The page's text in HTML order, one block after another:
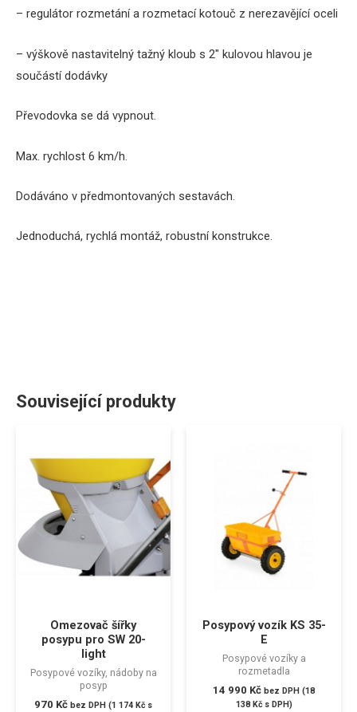
– regulátor rozmetání a rozmetací kotouč z nerezavějící oceli
– výškově nastavitelný tažný kloub s 2″ kulovou hlavou je
součástí dodávky
Převodovka se dá vypnout.
Max. rychlost 6 km/h.
Dodáváno v předmontovaných sestavách.
Jednoduchá, rychlá montáž, robustní konstrukce.
Související produkty
Omezovač šířky
posypu pro SW 20-
light
Posypové vozíky, nádoby na
posyp
970 Kč bez DPH (1 174 Kč s
Posypový vozík KS 35-
E
Posypové vozíky a
rozmetadla
14 990 Kč bez DPH (18
138 Kčs DPH)